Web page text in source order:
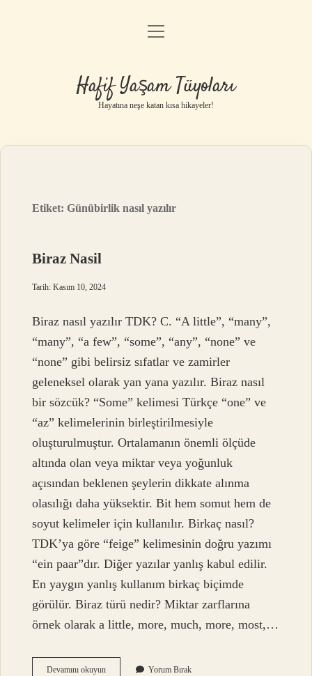
Anasayfa
Yasal Uyarı
menüyü
Hafif Yaşam Tüyoları
Hayatına neşe katan kısa hikayeler!
Etiket:Günübirlik nasıl yazılır
Biraz Nasil
Tarih: Kasım 10, 2024
Biraz nasıl yazılır TDK? C. “A little”, “many”,
“many”, “a few”, “some”, “any”, “none” ve
“none” gibi belirsiz sıfatlar ve zamirler
geleneksel olarak yan yana yazılır. Biraz nasıl
bir sözcük? “Some” kelimesi Türkçe “one” ve
“az” kelimelerinin birleştirilmesiyle
oluşturulmuştur. Ortalamanın önemli ölçüde
altında olan veya miktar veya yoğunluk
açısından beklenen şeylerin dikkate alınma
olasılığı daha yüksektir. Bit hem somut hem de
soyut kelimeler için kullanılır. Birkaç nasıl?
TDK’ya göre “feige” kelimesinin doğru yazımı
“ein paar”dır. Diğer yazılar yanlış kabul edilir.
En yaygın yanlış kullanım birkaç biçimde
görülür. Biraz türü nedir? Miktar zarflarına
örnek olarak a little, more, much, more, most,…
Devamını okuyunBiraz
Yorum Bırak